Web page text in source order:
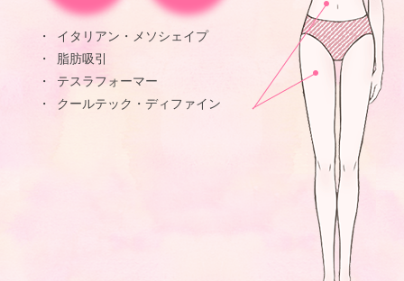
イタリアン・メソシェイプ
脂肪吸引
テスラフォーマー
クールテック・ディファイン